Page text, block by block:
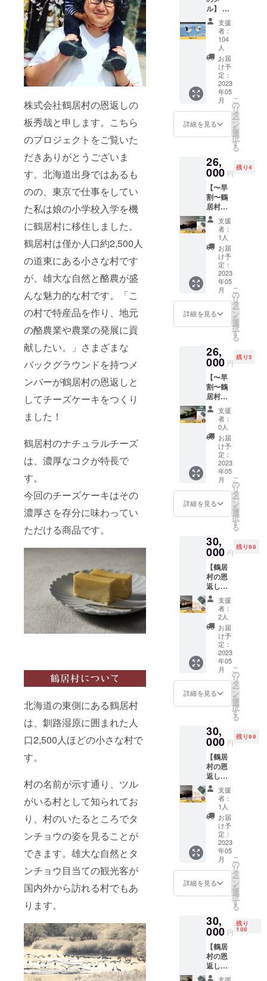
株式会社鶴居村の恩返しの
板秀哉と申します。こちら
のプロジェクトをご覧いた
だきありがとうございま
す。北海道出身ではあるも
のの、東京で仕事をしてい
た私は娘の小学校入学を機
に鶴居村に移住しました。
鶴居村は僅か人口約2,500人
の道東にある小さな村です
が、雄大な自然と酪農が盛
んな魅力的な村です。「こ
の村で特産品を作り、地元
の酪農業や農業の発展に貢
献したい。」さまざまな
バックグラウンドを持つメ
ンバーが鶴居村の恩返しと
してチーズケーキをつくり
ました！
鶴居村のナチュラルチーズ
は、濃厚なコクが特長で
す。
今回のチーズケーキはその
濃厚さを存分に味わってい
ただける商品です。
北海道の東側にある鶴居村
は、釧路湿原に囲まれた人
口2,500人ほどの小さな村で
す。
村の名前が示す通り、ツル
がいる村として知られてお
り、村のいたるところでタ
ンチョウの姿を見ることが
できます。雄大な自然とタ
ンチョウ目当ての観光客が
国内外から訪れる村でもあ
ります。
ケーキ"鶴居
村の恩返
し"を販売し
ておりま
最近、恩返
しできてい
返しを、お
手伝いさせ
てくださ
ル】 鶴
居村の
チーズ
ケーキ
「鶴居
村の恩
返し」
をただ
ただ応
援した
い人向
けのリ
ターン
メール
をお送
りさせ
ていた
だきま
す。 な
お、支
援時に
上乗せ
支援が
可能で
す。 応
援の気
持ちの
上乗
せ、大
歓迎で
支援
者：
104
人
お届
け予
定：
2023
年05
月
詳細を見る
こ
の
リ
タ
ー
ン
を
選
択
す
る
26,
000 円
残り4
【〜早
割〜鶴
居村の
恩返し
チーズ
ケーキ
＋ナ
チュラ
ルチー
ズ 鶴居
セット
(ショコ
ラ)】 鶴
居村の
恩返し
チーズ
＋ナ
チュラ
ルチー
ズ『鶴
居』
セット
をお得
な早割
価格で
お届け
しま
す。 早
割価格
で4,000
円OFF
です。
●セット
チーズ
『鶴
居』
セット
・チー
ズケー
キ1個
(ショコ
費税と
送料込
みのお
値段で
す。 ※
お届け
は2023
年5月予
法は冷
凍で
す。 ※
配達時
間指定
がある
場合は
備考欄
にお書
きくだ
さい。
（午前
中/14-
時/16-
時/18-
20
ら選
択）
支援
者：
1人
お届
け予
定：
2023
年05
月
詳細を見る
こ
の
リ
タ
ー
ン
を
選
択
す
る
26,
000 円
残り5
【〜早
割〜鶴
居村の
恩返し
チーズ
ケーキ
＋ナ
チュラ
ルチー
ズ 鶴居
セット
(抹茶)】
鶴居村
の恩返
しチー
ズケー
チュラ
ルチー
ズ『鶴
居』
セット
をお得
な早割
価格で
お届け
しま
す。 早
割価格
で4,000
円OFF
です。
●セット
内容 ・
『鶴
居』
セット
・チー
ズケー
キ1個
(抹茶) ※
消費税
と送料
込みの
お値段
です。
※お届け
は2023
年5月予
定で
す。 ※
す。 ※
配達時
間指定
がある
場合は
備考欄
にお書
支援
者：
0人
お届
け予
定：
2023
年05
月
詳細を見る
こ
の
リ
タ
ー
ン
を
選
択
す
る
30,
000 円
残り98
【鶴居
村の恩
返し
チーズ
ケーキ
＋ナ
チュラ
ルチー
ズ 鶴居
セット
(プレミ
アム)】
鶴居村
の恩返
しチー
ズケー
チュラ
ルチー
ズ『鶴
居』
セット
をお届
けしま
す。 ●
セット
内容 ・
ナチュ
ラル
チーズ
『鶴
居』
セット
・チー
アム) ※
消費税
と送料
込みの
お値段
です。
※お届け
支援
者：
2人
お届
け予
定：
2023
年05
月
詳細を見る
こ
の
リ
タ
ー
ン
を
選
択
す
る
30,
000 円
残り99
【鶴居
村の恩
返し
チーズ
ケーキ
＋ナ
チュラ
ルチー
ズ 鶴居
セット
(ショコ
ラ)】 鶴
居村の
恩返し
チーズ
ケーキ
チュラ
ルチー
ズ『鶴
居』
セット
をお届
けしま
支援
者：
1人
お届
け予
定：
2023
年05
月
詳細を見る
こ
の
リ
タ
ー
ン
を
選
択
す
る
30,
000 円
残り
100
【鶴居
村の恩
返し
チーズ
支援